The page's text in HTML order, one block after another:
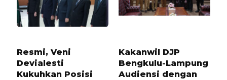
Resmi, Veni
Devialesti
Kukuhkan Posisi
Kakanwil DJP
Bengkulu-Lampung
Audiensi dengan